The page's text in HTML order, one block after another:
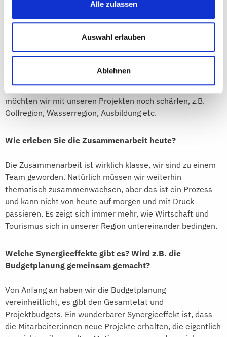
Alle zulassen
Auswahl erlauben
Ablehnen
Vermarktung des Wirtschaftsstandorts Starnberg in
Richtung Zielgruppen Gäste und Unternehmer und
Fachkräfte?
Wir müssen uns immer fragen, passt das Projekt zu
Alpha Projekte definiert. Das sind Projekte, wo wir für
unsere Region Spitzenleistungen definiert haben. Diese
möchten wir mit unseren Projekten noch schärfen, z.B.
Golfregion, Wasserregion, Ausbildung etc.
Wie erleben Sie die Zusammenarbeit heute?
Die Zusammenarbeit ist wirklich klasse, wir sind zu einem
Team geworden. Natürlich müssen wir weiterhin
thematisch zusammenwachsen, aber das ist ein Prozess
und kann nicht von heute auf morgen und mit Druck
passieren. Es zeigt sich immer mehr, wie Wirtschaft und
Tourismus sich in unserer Region untereinander bedingen.
Welche Synergieeffekte gibt es? Wird z.B. die
Budgetplanung gemeinsam gemacht?
Von Anfang an haben wir die Budgetplanung
vereinheitlicht, es gibt den Gesamtetat und
Projektbudgets. Ein wunderbarer Synergieeffekt ist, dass
die Mitarbeiter:innen neue Projekte erhalten, die eigentlich